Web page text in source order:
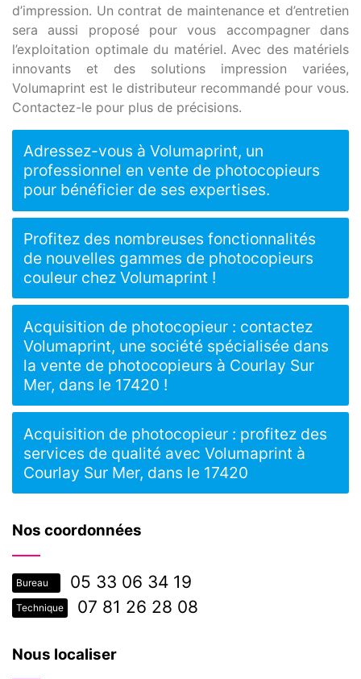
Nos coordonnées
Bureau 05 33 06 34 19
Technique 07 81 26 28 08
Nous localiser
d’impression. Un contrat de maintenance et d’entretien
sera aussi proposé pour vous accompagner dans
l’exploitation optimale du matériel. Avec des matériels
innovants et des solutions impression variées,
Volumaprint est le distributeur recommandé pour vous.
Contactez-le pour plus de précisions.
Adressez-vous à Volumaprint, un
professionnel en vente de photocopieurs
pour bénéficier de ses expertises.
Profitez des nombreuses fonctionnalités
de nouvelles gammes de photocopieurs
couleur chez Volumaprint !
Acquisition de photocopieur : contactez
Volumaprint, une société spécialisée dans
la vente de photocopieurs à Courlay Sur
Mer, dans le 17420 !
Acquisition de photocopieur : profitez des
services de qualité avec Volumaprint à
Courlay Sur Mer, dans le 17420